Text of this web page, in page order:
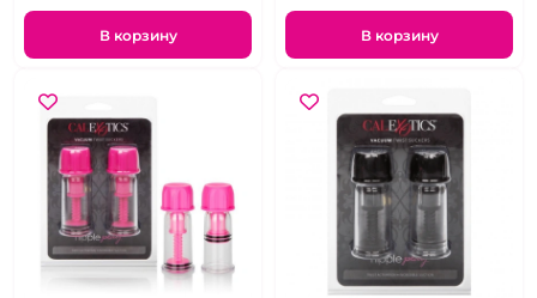
В корзину В корзину